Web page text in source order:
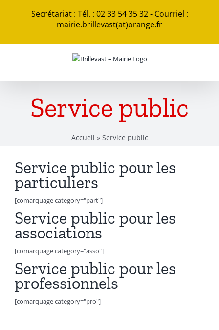
Secrétariat : Tél. : 02 33 54 35 32 - Courriel :
mairie.brillevast(at)orange.fr
Service public
Accueil » Service public
Service public pour les
particuliers
[comarquage category="part"]
Service public pour les
associations
[comarquage category="asso"]
Service public pour les
professionnels
[comarquage category="pro"]